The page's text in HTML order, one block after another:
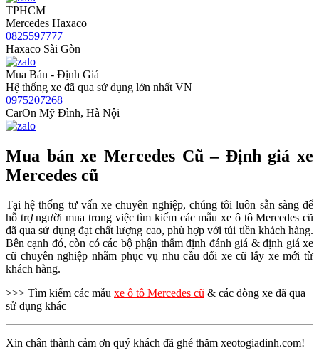
TPHCM
Mercedes Haxaco
0825597777
Haxaco Sài Gòn
Mua Bán - Định Giá
Hệ thống xe đã qua sử dụng lớn nhất VN
0975207268
CarOn Mỹ Đình, Hà Nội
Mua bán xe Mercedes Cũ – Định giá xe
Mercedes cũ
Tại hệ thống tư vấn xe chuyên nghiệp, chúng tôi luôn sẵn sàng để
hỗ trợ người mua trong việc tìm kiếm các mẫu xe ô tô Mercedes cũ
đã qua sử dụng đạt chất lượng cao, phù hợp với túi tiền khách hàng.
Bên cạnh đó, còn có các bộ phận thẩm định đánh giá & định giá xe
cũ chuyên nghiệp nhằm phục vụ nhu cầu đổi xe cũ lấy xe mới từ
khách hàng.
>>> Tìm kiếm các mẫu xe ô tô Mercedes cũ & các dòng xe đã qua
sử dụng khác
Xin chân thành cảm ơn quý khách đã ghé thăm xeotogiadinh.com!